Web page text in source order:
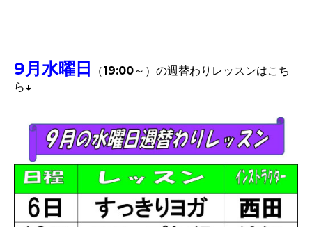
9月水曜日 （19:00～） の週替わりレッスンはこち
ら↓